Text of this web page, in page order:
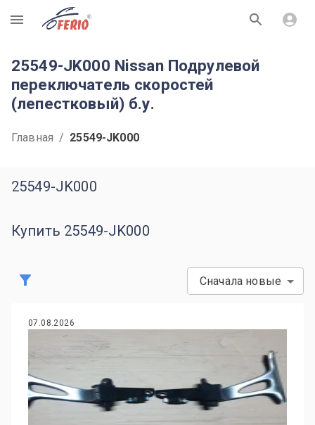
R
25549-JK000 Nissan Подрулевой
переключатель скоростей
(лепестковый) б.у.
Главная / 25549-JK000
25549-JK000
Купить 25549-JK000
Сначала новые
07.08.2026